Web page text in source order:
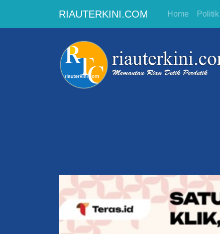
RIAUTERKINI.COM Home Politik